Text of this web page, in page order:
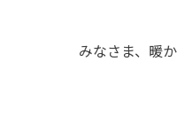
みなさま、暖